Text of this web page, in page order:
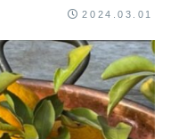
2024.03.01